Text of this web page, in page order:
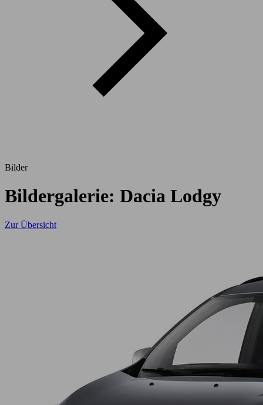
Bilder
Bildergalerie: Dacia Lodgy
Zur Übersicht